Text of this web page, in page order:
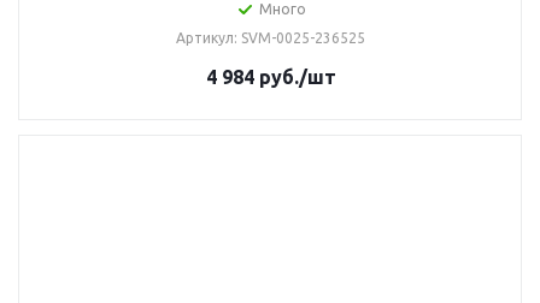
Много
Артикул: SVM-0025-236525
4 984руб./шт